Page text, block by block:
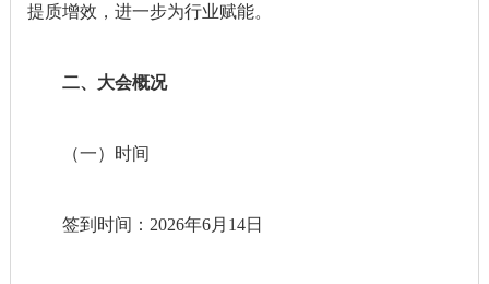
提质增效，进一步为行业赋能。
二、大会概况
（一）时间
签到时间：2026年6月14日